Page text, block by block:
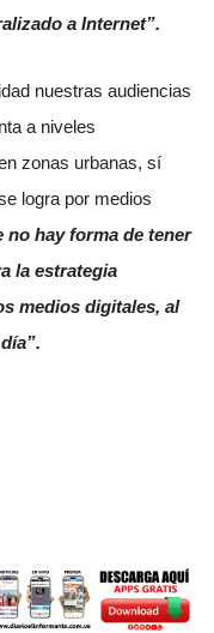
a Internet”.
nuestras audiencias
a niveles
zonas urbanas, sí
logra por medios
no hay forma de tener
la estrategia
medios digitales, al